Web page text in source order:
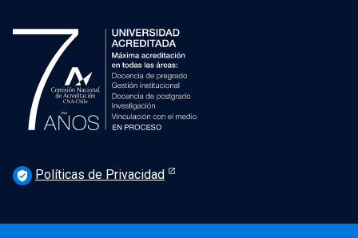
verified_user Políticas de Privacidad